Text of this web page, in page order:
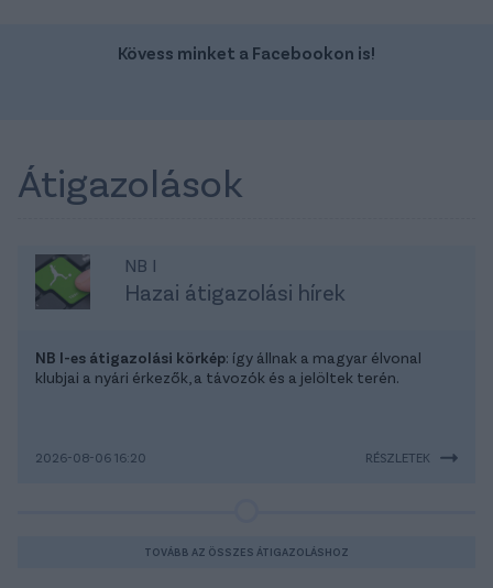
Kövess minket a Facebookon is!
Átigazolások
NB I
Hazai átigazolási hírek
NB I-es átigazolási körkép: így állnak a magyar élvonal
klubjai a nyári érkezők, a távozók és a jelöltek terén.
2026-08-06 16:20 RÉSZLETEK
TOVÁBB AZ ÖSSZES ÁTIGAZOLÁSHOZ